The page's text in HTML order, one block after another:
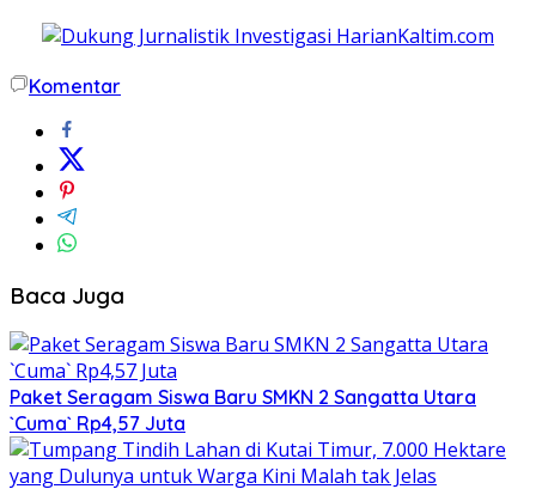
Komentar
Baca Juga
Paket Seragam Siswa Baru SMKN 2 Sangatta Utara
`Cuma` Rp4,57 Juta